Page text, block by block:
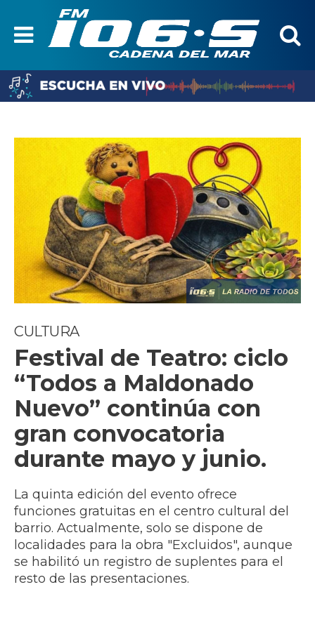
CULTURA
Festival de Teatro: ciclo
“Todos a Maldonado
Nuevo” continúa con
gran convocatoria
durante mayo y junio.
La quinta edición del evento ofrece
funciones gratuitas en el centro cultural del
barrio. Actualmente, solo se dispone de
localidades para la obra "Excluidos", aunque
se habilitó un registro de suplentes para el
resto de las presentaciones.